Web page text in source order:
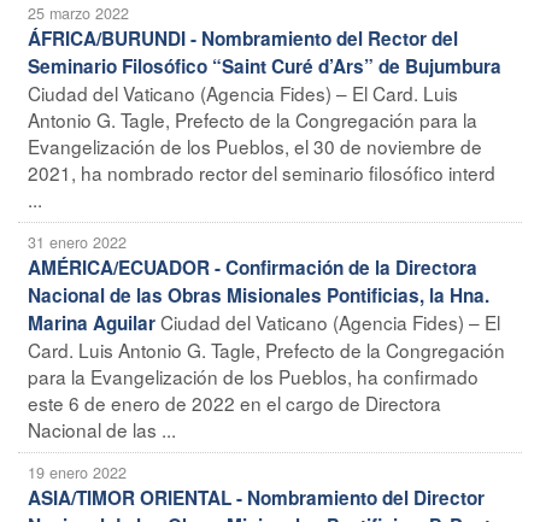
25 marzo 2022
ÁFRICA/BURUNDI - Nombramiento del Rector del
Seminario Filosófico “Saint Curé d’Ars” de Bujumbura
Ciudad del Vaticano (Agencia Fides) – El Card. Luis
Antonio G. Tagle, Prefecto de la Congregación para la
Evangelización de los Pueblos, el 30 de noviembre de
2021, ha nombrado rector del seminario filosófico interd
...
31 enero 2022
AMÉRICA/ECUADOR - Confirmación de la Directora
Nacional de las Obras Misionales Pontificias, la Hna.
Marina AguilarCiudad del Vaticano (Agencia Fides) – El
Card. Luis Antonio G. Tagle, Prefecto de la Congregación
para la Evangelización de los Pueblos, ha confirmado
este 6 de enero de 2022 en el cargo de Directora
Nacional de las ...
19 enero 2022
ASIA/TIMOR ORIENTAL - Nombramiento del Director